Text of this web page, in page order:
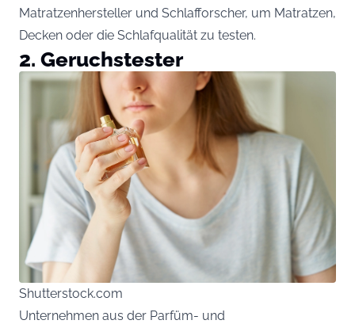
Matratzenhersteller und Schlafforscher, um Matratzen,
Decken oder die Schlafqualität zu testen.
2. Geruchstester
Shutterstock.com
Unternehmen aus der Parfüm- und